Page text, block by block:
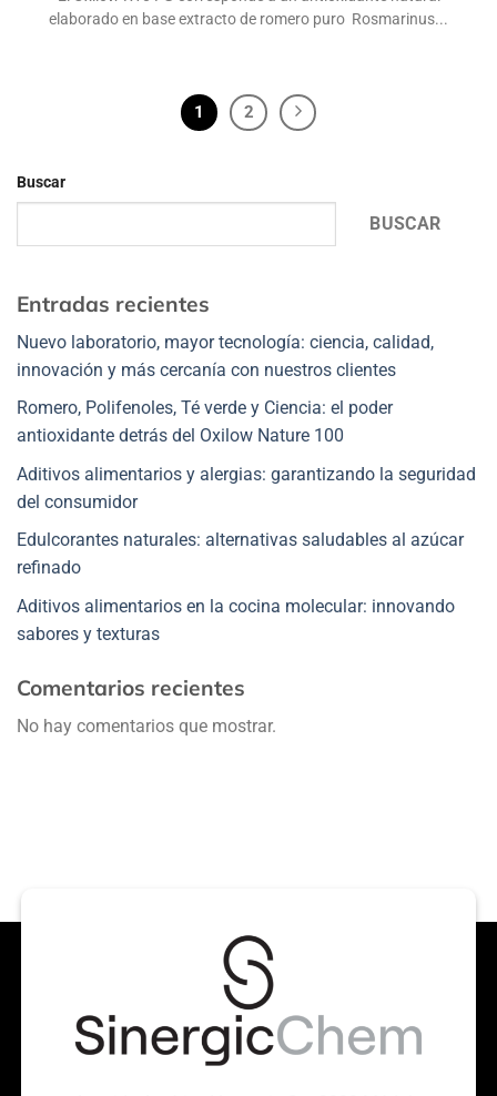
elaborado en base extracto de romero puro Rosmarinus...
1 2
Buscar
BUSCAR
Entradas recientes
Nuevo laboratorio, mayor tecnología: ciencia, calidad,
innovación y más cercanía con nuestros clientes
Romero, Polifenoles, Té verde y Ciencia: el poder
antioxidante detrás del Oxilow Nature 100
Aditivos alimentarios y alergias: garantizando la seguridad
del consumidor
Edulcorantes naturales: alternativas saludables al azúcar
refinado
Aditivos alimentarios en la cocina molecular: innovando
sabores y texturas
Comentarios recientes
No hay comentarios que mostrar.